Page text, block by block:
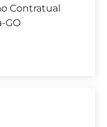
Contratual
GO